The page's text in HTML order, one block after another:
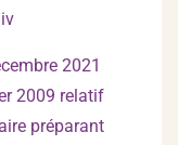
2021
2009 relatif
préparant